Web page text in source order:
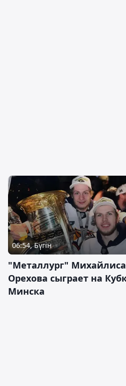
06:54, Бүгін
"Металлург"
Орехова сыграет на
Минска